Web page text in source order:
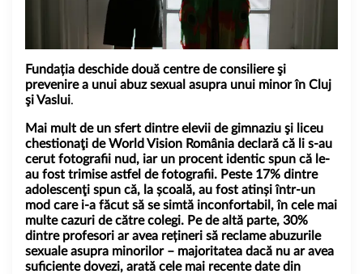
Fundația deschide două centre de consiliere şi
prevenire a unui abuz sexual asupra unui minor în Cluj
şi Vaslui.
Mai mult de un sfert dintre elevii de gimnaziu şi liceu
chestionaţi de World Vision România declară că li s-au
cerut fotografii nud, iar un procent identic spun că le-
au fost trimise astfel de fotografii. Peste 17% dintre
adolescenţi spun că, la școală, au fost atinși într-un
mod care i-a făcut să se simtă inconfortabil, în cele mai
multe cazuri de către colegi. Pe de altă parte, 30%
dintre profesori ar avea rețineri să reclame abuzurile
sexuale asupra minorilor – majoritatea dacă nu ar avea
suficiente dovezi, arată cele mai recente date din